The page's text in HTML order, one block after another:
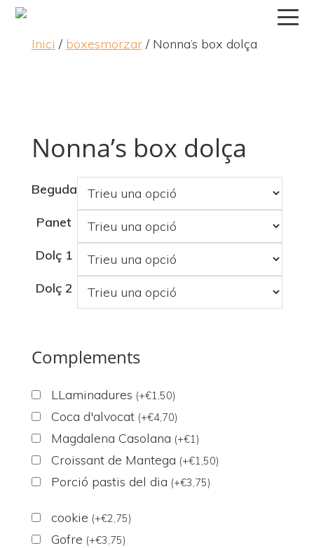
Skip
primary
Skip
Skip
primary
Inici / boxesmorzar/ Nonna’s box dolça
Nonna’s box dolça
Beguda
Panet
Dolç 1
Dolç 2
Complements
LLaminadures (+€1,50)
Coca d'alvocat (+€4,70)
Magdalena Casolana (+€1)
Croissant de Mantega (+€1,50)
Porció pastis del dia (+€3,75)
cookie (+€2,75)
Gofre (+€3,75)